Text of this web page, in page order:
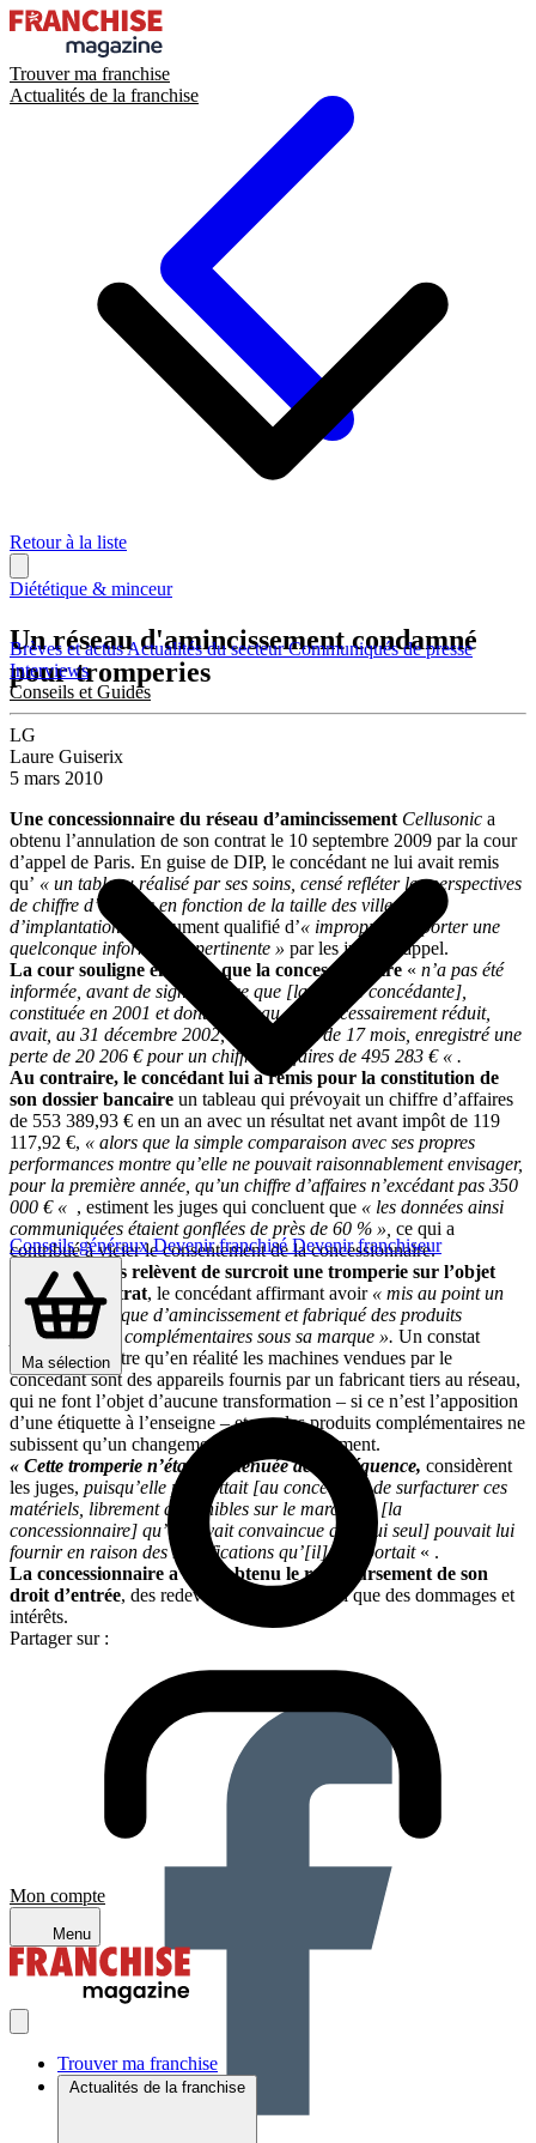
Trouver ma franchise
Actualités de la franchise
Brèves et actusActualités du secteurCommuniqués de presse
Interviews
Conseils et Guides
Conseils générauxDevenir franchiséDevenir franchiseur
Ma sélection
Mon compte
Menu
Trouver ma franchise
Actualités de la franchise
Retour à la liste
Diététique & minceur
Un réseau d'amincissement condamné
pour tromperies
LG
Laure Guiserix
5 mars 2010
Une concessionnaire du réseau d’amincissement Cellusonic a
obtenu l’annulation de son contrat le 10 septembre 2009 par la cour
d’appel de Paris. En guise de DIP, le concédant ne lui avait remis
qu’ « un tableau réalisé par ses soins, censé refléter les perspectives
de chiffre d’affaires en fonction de la taille des villes
d’implantation »,
document qualifié d’« impropre à apporter une
quelconque information pertinente » par les juges d’appel.
La cour souligne en outre que la concessionnaire « n’a pas été
informée, avant de signer, de ce que [la société concédante],
constituée en 2001 et dont le réseau était nécessairement réduit,
avait, au 31 décembre 2002, soit au bout de 17 mois, enregistré une
perte de 20 206 € pour un chiffre d’affaires de 495 283 € « .
Au contraire, le concédant lui a remis pour la constitution de
son dossier bancaire un tableau qui prévoyait un chiffre d’affaires
de 553 389,93 € en un an avec un résultat net avant impôt de 119
117,92 €, « alors que la simple comparaison avec ses propres
performances montre qu’elle ne pouvait raisonnablement envisager,
pour la première année, qu’un chiffre d’affaires n’excédant pas 350
000 € « , estiment les juges qui concluent que « les données ainsi
communiquées étaient gonflées de près de 60 % », ce qui a
contribué à vicier le consentement de la concessionnaire.
Les magistrats relèvent de surcroit une tromperie sur l’objet
même du contrat, le concédant affirmant avoir « mis au point un
concept spécifique d’amincissement et fabriqué des produits
performants et complémentaires sous sa marque ». Un constat
d’huissier montre qu’en réalité les machines vendues par le
concédant sont des appareils fournis par un fabricant tiers au réseau,
qui ne font l’objet d’aucune transformation – si ce n’est l’apposition
d’une étiquette à l’enseigne – et que les produits complémentaires ne
subissent qu’un changement de conditionnement.
« Cette tromperie n’était pas dénuée de conséquence, considèrent
les juges, puisqu’elle permettait [au concédant] de surfacturer ces
matériels, librement disponibles sur le marché, à [la
concessionnaire] qu’[il] avait convaincue que [lui seul] pouvait lui
fournir en raison des modifications qu’[il] y apportait« .
La concessionnaire a ainsi obtenu le remboursement de son
droit d’entrée, des redevances versées, ainsi que des dommages et
intérêts.
Partager sur :